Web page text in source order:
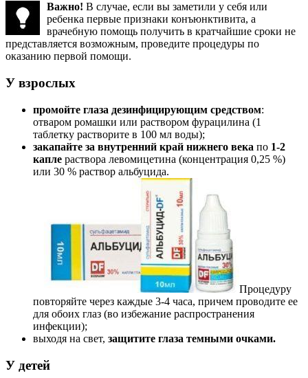
Важно! В случае, если вы заметили у себя или
ребенка первые признаки конъюнктивита, а
врачебную помощь получить в кратчайшие сроки не
представляется возможным, проведите процедуры по
оказанию первой помощи.
У взрослых
промойте глаза дезинфицирующим средством:
отваром ромашки или раствором фурацилина (1
таблетку растворите в 100 мл воды);
закапайте за внутренний край нижнего века по 1-2
капле раствора левомицетина (концентрация 0,25 %)
или 30 % раствор альбуцида.
Процедуру
повторяйте через каждые 3-4 часа, причем проводите ее
для обоих глаз (во избежание распространения
инфекции);
выходя на свет, защитите глаза темными очками.
У детей